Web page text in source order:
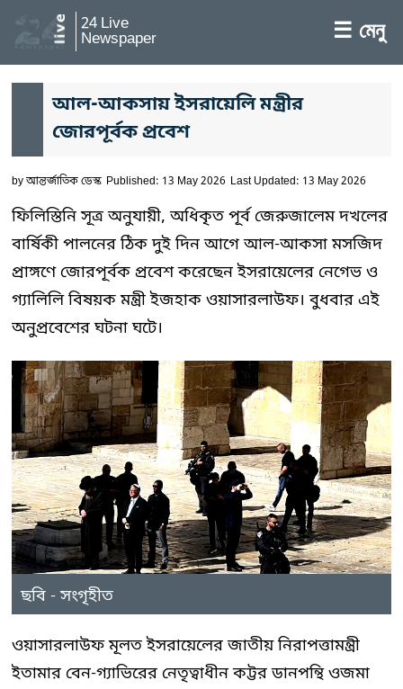
24 Live
Newspaper ☰ মেনু
আল-আকসায় ইসরায়েলি মন্ত্রীর
জোরপূর্বক প্রবেশ
byআন্তর্জাতিক ডেস্ক Published: 13 May 2026 Last Updated: 13 May 2026
ফিলিস্তিনি সূত্র অনুযায়ী, অধিকৃত পূর্ব জেরুজালেম দখলের
বার্ষিকী পালনের ঠিক দুই দিন আগে আল-আকসা মসজিদ
প্রাঙ্গণে জোরপূর্বক প্রবেশ করেছেন ইসরায়েলের নেগেভ ও
গ্যালিলি বিষয়ক মন্ত্রী ইজহাক ওয়াসারলাউফ। বুধবার এই
অনুপ্রবেশের ঘটনা ঘটে।
ছবি - সংগৃহীত
ওয়াসারলাউফ মূলত ইসরায়েলের জাতীয় নিরাপত্তামন্ত্রী
ইতামার বেন-গ্যাভিরের নেতৃত্বাধীন কট্টর ডানপন্থি ওজমা